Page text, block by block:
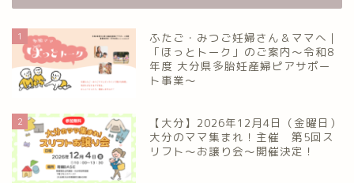
1
ふたご・みつご妊婦さん＆ママへ｜
「ほっとトーク」のご案内～令和8
年度 大分県多胎妊産婦ピアサポー
ト事業～
2
【大分】2026年12月4日（金曜日）
大分のママ集まれ！主催 第5回ス
リフト〜お譲り会〜開催決定！